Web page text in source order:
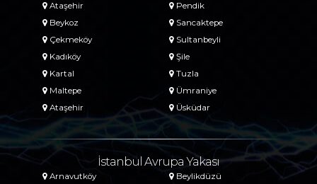
Ataşehir
Beykoz
Çekmeköy
Kadıköy
Kartal
Maltepe
Ataşehir
Pendik
Sancaktepe
Sultanbeyli
Şile
Tuzla
Ümraniye
Üsküdar
İstanbul Avrupa Yakası
Arnavutköy
Beylikdüzü